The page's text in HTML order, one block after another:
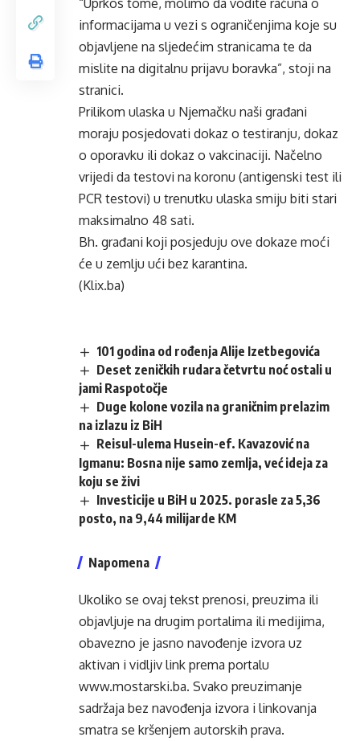
“Uprkos tome, molimo da vodite računa o
informacijama u vezi s ograničenjima koje su
objavljene na sljedećim stranicama te da
mislite na digitalnu prijavu boravka”, stoji na
stranici.
Prilikom ulaska u Njemačku naši građani
moraju posjedovati dokaz o testiranju, dokaz
o oporavku ili dokaz o vakcinaciji. Načelno
vrijedi da testovi na koronu (antigenski test ili
PCR testovi) u trenutku ulaska smiju biti stari
maksimalno 48 sati.
Bh. građani koji posjeduju ove dokaze moći
će u zemlju ući bez karantina.
(Klix.ba)
101 godina od rođenja Alije Izetbegovića
Deset zeničkih rudara četvrtu noć ostali u
jami Raspotočje
Duge kolone vozila na graničnim prelazim
na izlazu iz BiH
Reisul-ulema Husein-ef. Kavazović na
Igmanu: Bosna nije samo zemlja, već ideja za
koju se živi
Investicije u BiH u 2025. porasle za 5,36
posto, na 9,44 milijarde KM
Napomena
Ukoliko se ovaj tekst prenosi, preuzima ili
objavljuje na drugim portalima ili medijima,
obavezno je jasno navođenje izvora uz
aktivan i vidljiv link prema portalu
www.mostarski.ba. Svako preuzimanje
sadržaja bez navođenja izvora i linkovanja
smatra se kršenjem autorskih prava.